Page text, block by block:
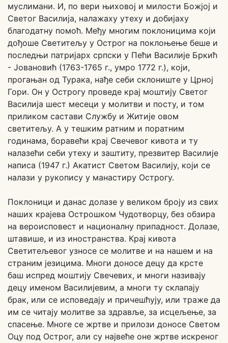
муслимани. И, по вери њиховој и милости Божјој и
Светог Василија, налажаху утеху и добијаху
благодатну помоћ. Међу многим поклоницима који
дођоше Светитељу у Острог на поклоњење беше и
последњи патријарх српски у Пећи Василије Бркић
- Јовановић (1763-1765 г., умро 1772 г.), који,
прогањан од Турака, нађе себи склониште у Црној
Гори. Он у Острогу проведе крај моштију Светог
Василија шест месеци у молитви и посту, и том
приликом састави Службу и Житије овом
светитељу. А у тешким ратним и поратним
годинама, боравећи крај Свечевог кивота и ту
налазећи себи утеху и заштиту, презвитер Василије
написа (1947 г.) Акатист Светом Василију, који се
налази у рукопису у манастиру Острогу.
Поклоници и данас долазе у великом броју из свих
наших крајева Острошком Чудотворцу, без обзира
на вероисповест и националну припадност. Долазе,
штавише, и из иностранства. Крај кивота
Светитељевог узносе се молитве и на нашем и на
страним језицима. Многи доносе децу да крсте
баш испред моштију Свечевих, и многи називају
децу именом Василијевим, а многи ту склапају
брак, или се исповедају и причешћују, или траже да
им се читају молитве за здравље, за исцељење, за
спасење. Многе се жртве и прилози доносе Светом
Оцу под Острог, али су највеће оне жртве искреног